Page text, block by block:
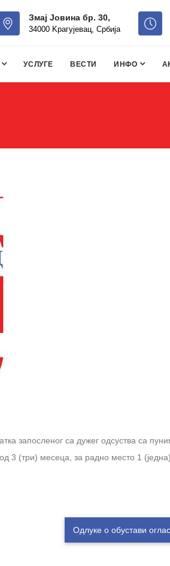
Змај Јовина бр. 30,
34000 Kрагујевац, Србија
УСЛУГЕ ВЕСТИ ИНФО
запосленог са дужег одсуства са
3 (три) месеца, за раднo местo 1 (једна)
Одлуке о обустави